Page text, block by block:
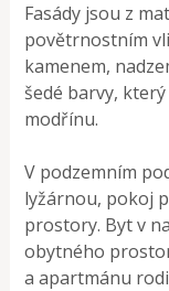
Fasády jsou z
povětrnostním
kamenem,
šedé barvy,
modřínu.
V podzemním
lyžárnou, pokoj
prostory. Byt v
obytného
a apartmánu